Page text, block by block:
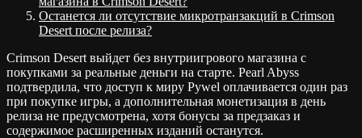
Останется ли отсутствие микротранзакций в Crimson
Desert после релиза?
Crimson Desert выйдет без внутриигрового магазина с
покупками за реальные деньги на старте. Pearl Abyss
подтвердила, что доступ к миру Pywel оплачивается один раз
при покупке игры, а дополнительная монетизация в день
релиза не предусмотрена, хотя бонусы за предзаказ и
содержимое расширенных изданий останутся.